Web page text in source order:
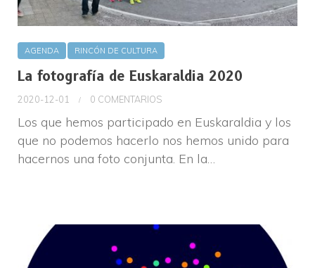
AGENDA RINCÓN DE CULTURA
La fotografía de Euskaraldia 2020
2020-12-01 0 COMENTARIOS
Los que hemos participado en Euskaraldia y los
que no podemos hacerlo nos hemos unido para
hacernos una foto conjunta. En la…